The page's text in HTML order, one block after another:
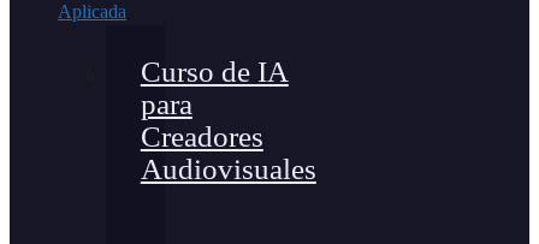
Aplicada
Curso de IA
para
Creadores
Audiovisuales